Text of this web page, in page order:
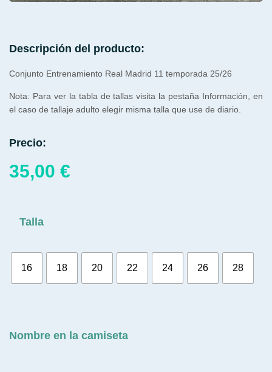
Descripción del producto:
Conjunto Entrenamiento Real Madrid 11 temporada 25/26
Nota: Para ver la tabla de tallas visita la pestaña Información, en
el caso de tallaje adulto elegir misma talla que use de diario.
Precio:
35,00 €
Talla
16 18 20 22 24 26 28
Nombre en la camiseta